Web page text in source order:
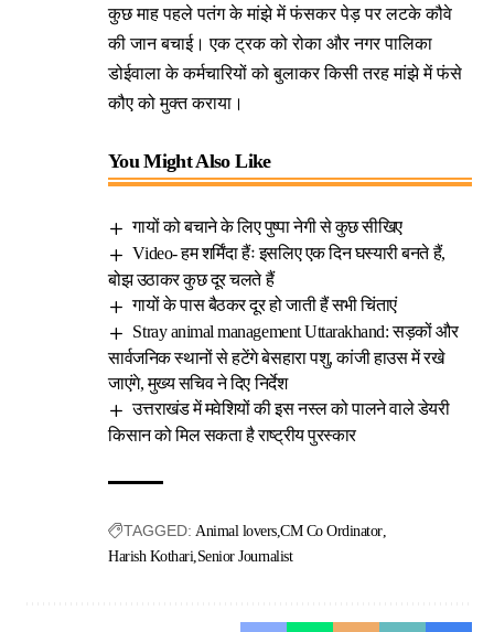
कुछ माह पहले पतंग के मांझे में फंसकर पेड़ पर लटके कौवे
की जान बचाई। एक ट्रक को रोका और नगर पालिका
डोईवाला के कर्मचारियों को बुलाकर किसी तरह मांझे में फंसे
कौए को मुक्त कराया।
You Might Also Like
गायों को बचाने के लिए पुष्पा नेगी से कुछ सीखिए
Video- हम शर्मिंदा हैंः इसलिए एक दिन घस्यारी बनते हैं,
बोझ उठाकर कुछ दूर चलते हैं
गायों के पास बैठकर दूर हो जाती हैं सभी चिंताएं
Stray animal management Uttarakhand: सड़कों और
सार्वजनिक स्थानों से हटेंगे बेसहारा पशु, कांजी हाउस में रखे
जाएंगे, मुख्य सचिव ने दिए निर्देश
उत्तराखंड में मवेशियों की इस नस्ल को पालने वाले डेयरी
किसान को मिल सकता है राष्ट्रीय पुरस्कार
TAGGED: Animal lovers CM Co Ordinator
Harish Kothari Senior Journalist